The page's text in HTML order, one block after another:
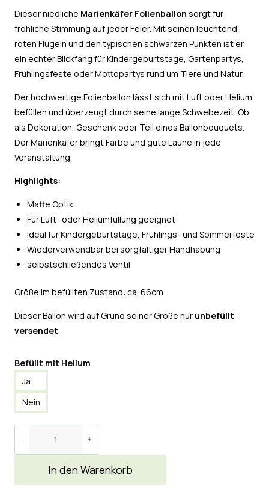
Dieser niedliche Marienkäfer Folienballon sorgt für
fröhliche Stimmung auf jeder Feier. Mit seinen leuchtend
roten Flügeln und den typischen schwarzen Punkten ist er
ein echter Blickfang für Kindergeburtstage, Gartenpartys,
Frühlingsfeste oder Mottopartys rund um Tiere und Natur.
Der hochwertige Folienballon lässt sich mit Luft oder Helium
befüllen und überzeugt durch seine lange Schwebezeit. Ob
als Dekoration, Geschenk oder Teil eines Ballonbouquets.
Der Marienkäfer bringt Farbe und gute Laune in jede
Veranstaltung.
Highlights:
Matte Optik
Für Luft- oder Heliumfüllung geeignet
Ideal für Kindergeburtstage, Frühlings- und Sommerfeste
Wiederverwendbar bei sorgfältiger Handhabung
selbstschließendes Ventil
Größe im befüllten Zustand: ca. 66cm
Dieser Ballon wird auf Grund seiner Größe nur unbefüllt
versendet
Befüllt mit Helium
Ja
Nein
In den Warenkorb